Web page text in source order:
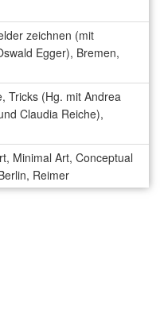
zeichnen (mit
Egger), Bremen,
Tricks (Hg. mit Andrea
Claudia Reiche),
Minimal Art, Conceptual
Reimer